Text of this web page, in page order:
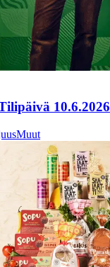
10.6.2026
Muut